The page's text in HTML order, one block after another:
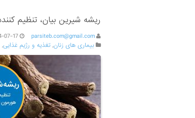
ریشه شیرین بیان، تنظیم
parsiteb.com@gmail.com
07-17
بیماری های زنان, تغذیه و رژیم غذایی,